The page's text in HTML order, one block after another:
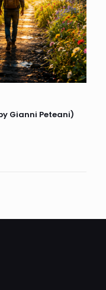
Gianni Peteani)